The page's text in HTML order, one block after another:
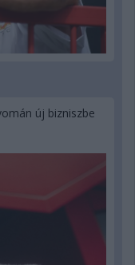
új bizniszbe